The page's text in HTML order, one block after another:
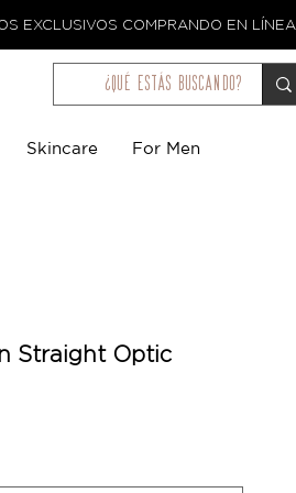
EXCLUSIVOS COMPRANDO EN LÍNEA.
¿qué estás buscando?
Skincare For Men
Straight Optic